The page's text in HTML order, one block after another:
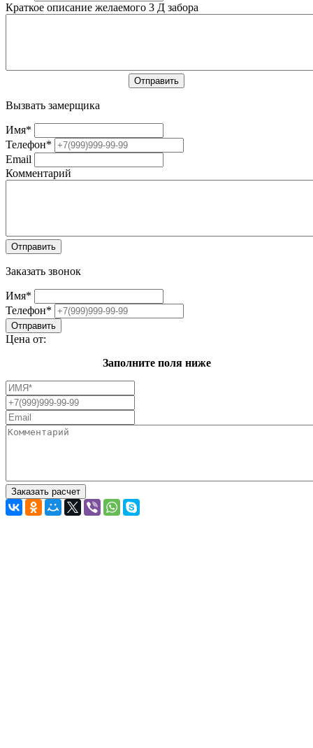
Краткое описание желаемого 3 Д забора
Вызвать замерщика
Имя*
Телефон*
Email
Комментарий
Заказать звонок
Имя*
Телефон*
Цена от:
Заполните поля ниже